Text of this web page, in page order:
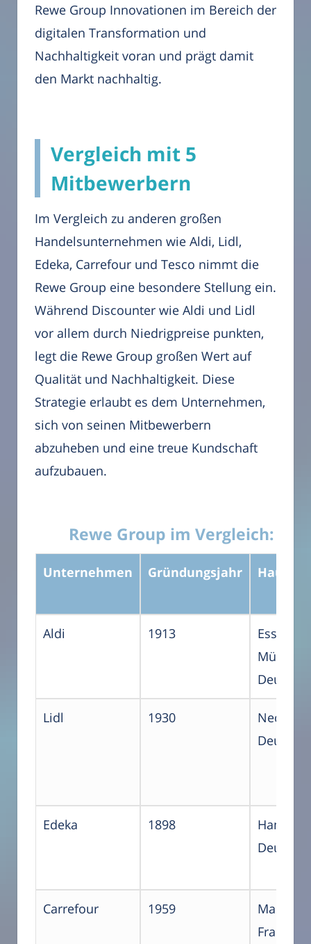
Rewe Group Innovationen im Bereich der
digitalen Transformation und
Nachhaltigkeit voran und prägt damit
den Markt nachhaltig.
Vergleich mit 5
Mitbewerbern
Im Vergleich zu anderen großen
Handelsunternehmen wie Aldi, Lidl,
Edeka, Carrefour und Tesco nimmt die
Rewe Group eine besondere Stellung ein.
Während Discounter wie Aldi und Lidl
vor allem durch Niedrigpreise punkten,
legt die Rewe Group großen Wert auf
Qualität und Nachhaltigkeit. Diese
Strategie erlaubt es dem Unternehmen,
sich von seinen Mitbewerbern
abzuheben und eine treue Kundschaft
aufzubauen.
Rewe Group im Vergleich:
Unternehmen Gründungsjahr
Aldi 1913
Essen &
Lidl 1930
Edeka 1898
Carrefour 1959
Massy,